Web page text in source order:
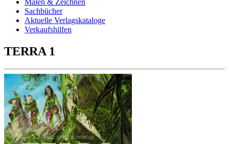
Malen & Zeichnen
Sachbücher
Aktuelle Verlagskataloge
Verkaufshilfen
TERRA 1